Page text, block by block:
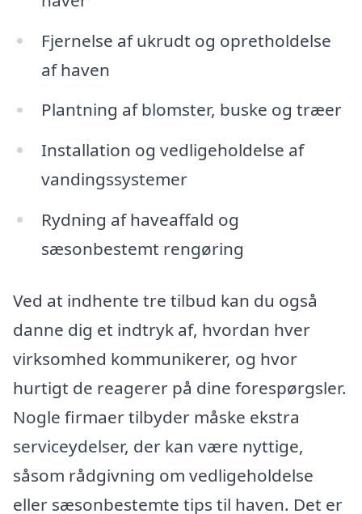
Fjernelse af ukrudt og opretholdelse
af haven
Plantning af blomster, buske og træer
Installation og vedligeholdelse af
vandingssystemer
Rydning af haveaffald og
sæsonbestemt rengøring
Ved at indhente tre tilbud kan du også
danne dig et indtryk af, hvordan hver
virksomhed kommunikerer, og hvor
hurtigt de reagerer på dine forespørgsler.
Nogle firmaer tilbyder måske ekstra
serviceydelser, der kan være nyttige,
såsom rådgivning om vedligeholdelse
eller sæsonbestemte tips til haven. Det er